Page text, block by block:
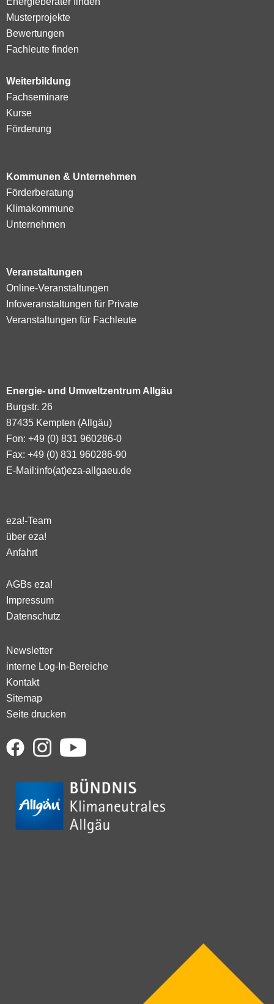
Musterprojekte
Bewertungen
Fachleute finden
Weiterbildung
Fachseminare
Kurse
Förderung
Kommunen & Unternehmen
Förderberatung
Klimakommune
Unternehmen
Veranstaltungen
Online-Veranstaltungen
Infoveranstaltungen für Private
Veranstaltungen für Fachleute
Energie- und Umweltzentrum Allgäu
Burgstr. 26
87435 Kempten (Allgäu)
Fon: +49 (0) 831 960286-0
Fax: +49 (0) 831 960286-90
E-Mail:info(at)eza-allgaeu.de
eza!-Team
über eza!
Anfahrt
AGBs eza!
Impressum
Datenschutz
Newsletter
interne Log-In-Bereiche
Kontakt
Sitemap
Seite drucken